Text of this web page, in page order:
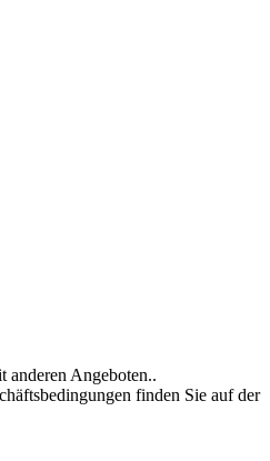
anderen Angeboten..
finden Sie auf der